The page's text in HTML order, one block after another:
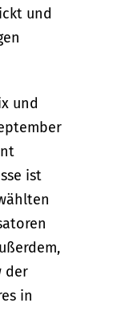
und
und
ist
der
in